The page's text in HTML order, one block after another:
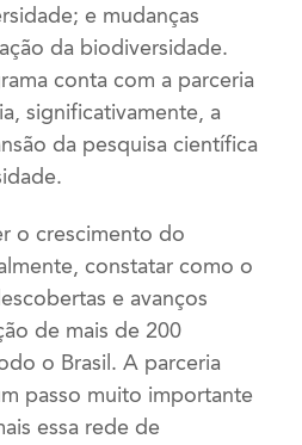
e mudanças
da biodiversidade.
conta com a parceria
significativamente, a
da pesquisa científica
o crescimento do
constatar como o
e avanços
de mais de 200
o Brasil. A parceria
passo muito importante
essa rede de